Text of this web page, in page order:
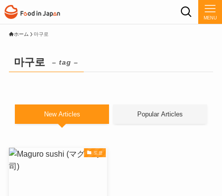
MENU
ホーム 마구로
마구로 – tag –
New Articles Popular Articles
도쿄